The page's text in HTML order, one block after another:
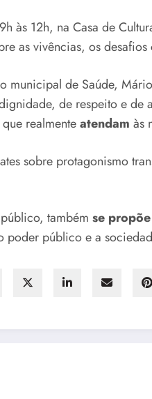
às 12h, na Casa de
as vivências, os
municipal de Saúde,
de respeito e de
realmenteatendam às
sobre protagonismo
também se propõe
poder público e a